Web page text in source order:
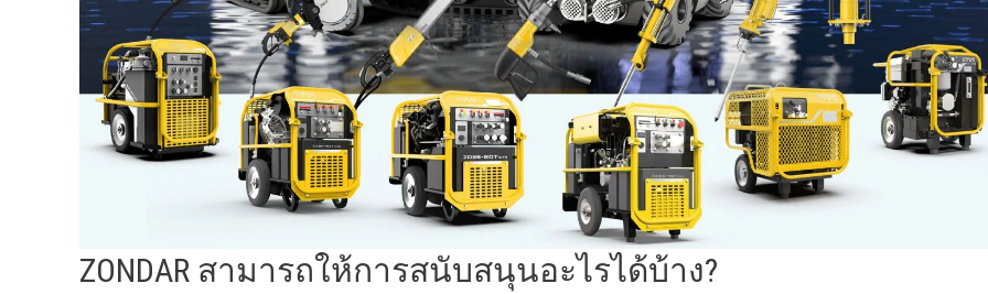
ZONDAR สามารถให้การสนับสนุนอะไรได้บ้าง?